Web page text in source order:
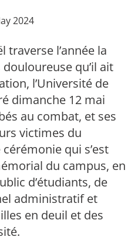
2024
traverse l’année la
qu’il ait
l’Université de
dimanche 12 mai
au combat, et ses
victimes du
qui s’est
du campus, en
d’étudiants, de
administratif et
en deuil et des